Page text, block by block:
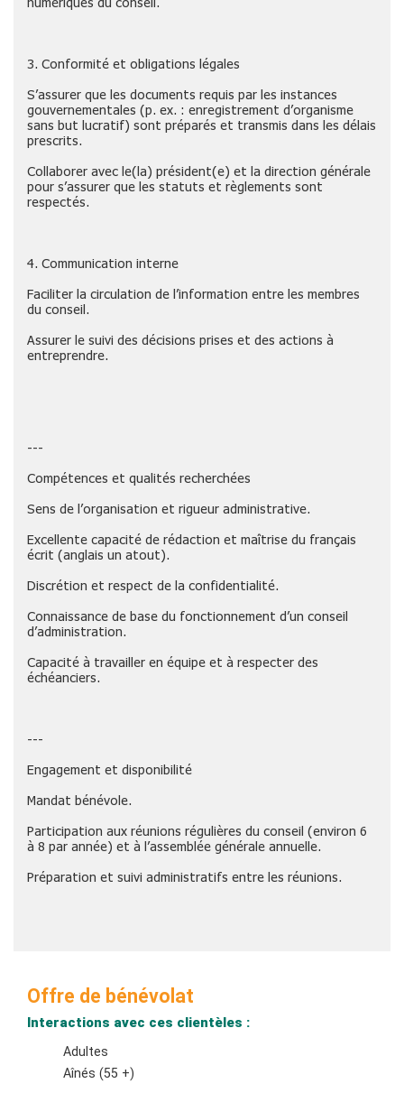
3. Conformité et obligations légales
S’assurer que les documents requis par les instances
gouvernementales (p. ex. : enregistrement d’organisme
sans but lucratif) sont préparés et transmis dans les délais
prescrits.
Collaborer avec le(la) président(e) et la direction générale
pour s’assurer que les statuts et règlements sont
respectés.
4. Communication interne
Faciliter la circulation de l’information entre les membres
du conseil.
Assurer le suivi des décisions prises et des actions à
entreprendre.
---
Compétences et qualités recherchées
Sens de l’organisation et rigueur administrative.
Excellente capacité de rédaction et maîtrise du français
écrit (anglais un atout).
Discrétion et respect de la confidentialité.
Connaissance de base du fonctionnement d’un conseil
d’administration.
Capacité à travailler en équipe et à respecter des
échéanciers.
---
Engagement et disponibilité
Mandat bénévole.
Participation aux réunions régulières du conseil (environ 6
à 8 par année) et à l’assemblée générale annuelle.
Préparation et suivi administratifs entre les réunions.
Offre de bénévolat
Interactions avec ces clientèles :
Adultes
Aînés (55 +)